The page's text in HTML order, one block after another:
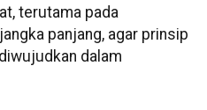
terutama pada
panjang, agar prinsip
dalam